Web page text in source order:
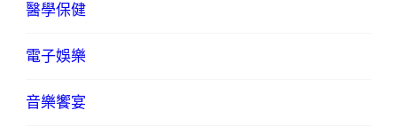
醫學保健
電子娛樂
音樂饗宴